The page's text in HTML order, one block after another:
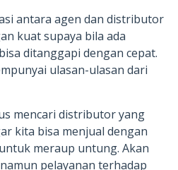
antara agen dan distributor
kuat supaya bila ada
ditanggapi dengan cepat.
ulasan-ulasan dari
mencari distributor yang
kita bisa menjual dengan
meraup untung. Akan
pelayanan terhadap